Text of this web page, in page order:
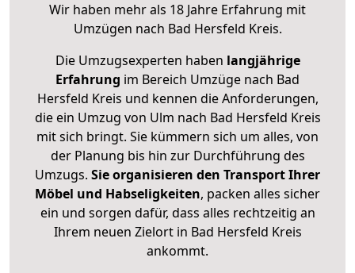
Wir haben mehr als 18 Jahre Erfahrung mit
Umzügen nach Bad Hersfeld Kreis.
Die Umzugsexperten haben langjährige
Erfahrung im Bereich Umzüge nach Bad
Hersfeld Kreis und kennen die Anforderungen,
die ein Umzug von Ulm nach Bad Hersfeld Kreis
mit sich bringt. Sie kümmern sich um alles, von
der Planung bis hin zur Durchführung des
Umzugs. Sie organisieren den Transport Ihrer
Möbel und Habseligkeiten, packen alles sicher
ein und sorgen dafür, dass alles rechtzeitig an
Ihrem neuen Zielort in Bad Hersfeld Kreis
ankommt.